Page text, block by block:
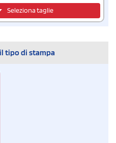
Seleziona taglie
tipo di stampa